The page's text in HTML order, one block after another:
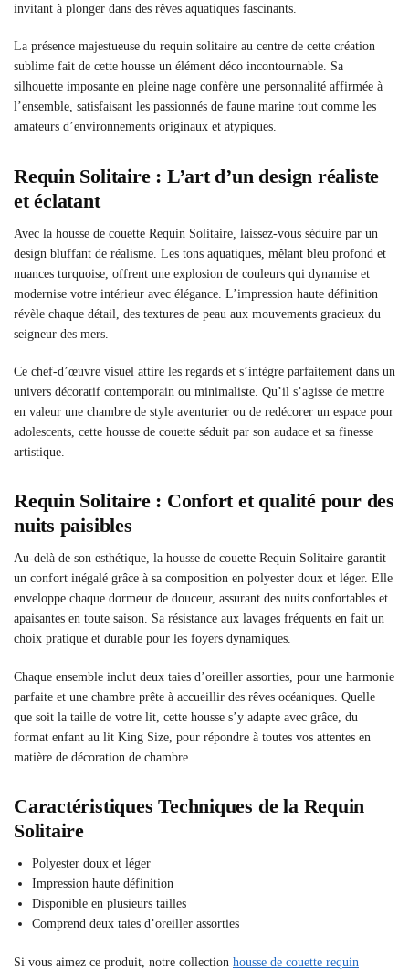
invitant à plonger dans des rêves aquatiques fascinants.
La présence majestueuse du requin solitaire au centre de cette création
sublime fait de cette housse un élément déco incontournable. Sa
silhouette imposante en pleine nage confère une personnalité affirmée à
l’ensemble, satisfaisant les passionnés de faune marine tout comme les
amateurs d’environnements originaux et atypiques.
Requin Solitaire : L’art d’un design réaliste
et éclatant
Avec la housse de couette Requin Solitaire, laissez-vous séduire par un
design bluffant de réalisme. Les tons aquatiques, mêlant bleu profond et
nuances turquoise, offrent une explosion de couleurs qui dynamise et
modernise votre intérieur avec élégance. L’impression haute définition
révèle chaque détail, des textures de peau aux mouvements gracieux du
seigneur des mers.
Ce chef-d’œuvre visuel attire les regards et s’intègre parfaitement dans un
univers décoratif contemporain ou minimaliste. Qu’il s’agisse de mettre
en valeur une chambre de style aventurier ou de redécorer un espace pour
adolescents, cette housse de couette séduit par son audace et sa finesse
artistique.
Requin Solitaire : Confort et qualité pour des
nuits paisibles
Au-delà de son esthétique, la housse de couette Requin Solitaire garantit
un confort inégalé grâce à sa composition en polyester doux et léger. Elle
enveloppe chaque dormeur de douceur, assurant des nuits confortables et
apaisantes en toute saison. Sa résistance aux lavages fréquents en fait un
choix pratique et durable pour les foyers dynamiques.
Chaque ensemble inclut deux taies d’oreiller assorties, pour une harmonie
parfaite et une chambre prête à accueillir des rêves océaniques. Quelle
que soit la taille de votre lit, cette housse s’y adapte avec grâce, du
format enfant au lit King Size, pour répondre à toutes vos attentes en
matière de décoration de chambre.
Caractéristiques Techniques de la Requin
Solitaire
Polyester doux et léger
Impression haute définition
Disponible en plusieurs tailles
Comprend deux taies d’oreiller assorties
Si vous aimez ce produit, notre collection housse de couette requin